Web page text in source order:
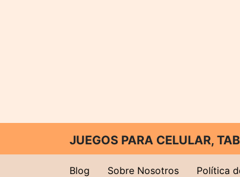
JUEGOS PARA CELULAR,
Blog Sobre Nosotros Política